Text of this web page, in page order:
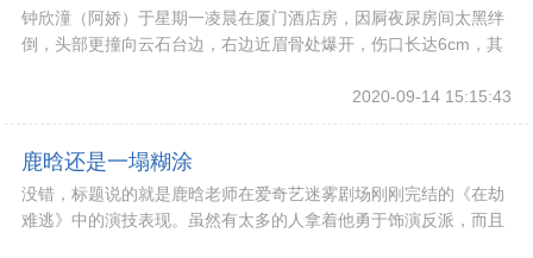
V字遮伤口
钟欣潼（阿娇）于星期一凌晨在厦门酒店房，因屙夜尿房间太黑绊
倒，头部更撞向云石台边，右边近眉骨处爆开，伤口长达6cm，其
2020-09-14 15:15:43
鹿晗还是一塌糊涂
没错，标题说的就是鹿晗老师在爱奇艺迷雾剧场刚刚完结的《在劫
难逃》中的演技表现。虽然有太多的人拿着他勇于饰演反派，而且